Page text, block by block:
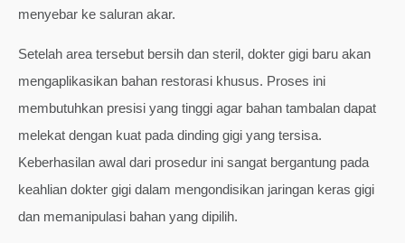
menyebar ke saluran akar.
Setelah area tersebut bersih dan steril, dokter gigi baru akan
mengaplikasikan bahan restorasi khusus. Proses ini
membutuhkan presisi yang tinggi agar bahan tambalan dapat
melekat dengan kuat pada dinding gigi yang tersisa.
Keberhasilan awal dari prosedur ini sangat bergantung pada
keahlian dokter gigi dalam mengondisikan jaringan keras gigi
dan memanipulasi bahan yang dipilih.